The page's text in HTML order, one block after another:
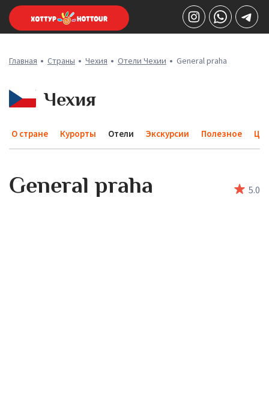
Главная Страны Чехия Отели Чехии General praha
Чехия
О стране Курорты Отели Экскурсии Полезное
General praha 5.0